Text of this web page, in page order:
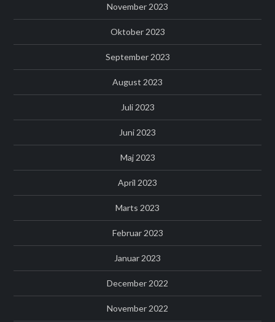
November 2023
Oktober 2023
September 2023
August 2023
Juli 2023
Juni 2023
Maj 2023
April 2023
Marts 2023
Februar 2023
Januar 2023
December 2022
November 2022